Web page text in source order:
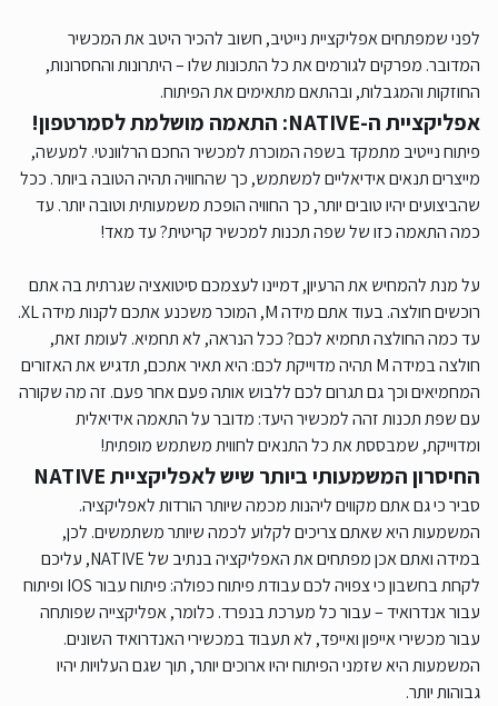
לפני שמפתחים אפליקציית נייטיב, חשוב להכיר היטב את המכשיר
המדובר. מפרקים לגורמים את כל התכונות שלו – היתרונות והחסרונות,
החוזקות והמגבלות, ובהתאם מתאימים את הפיתוח.
אפליקציית ה-NATIVE: התאמה מושלמת לסמרטפון!
פיתוח נייטיב מתמקד בשפה המוכרת למכשיר החכם הרלוונטי. למעשה,
מייצרים תנאים אידיאליים למשתמש, כך שהחוויה תהיה הטובה ביותר. ככל
שהביצועים יהיו טובים יותר, כך החוויה הופכת משמעותית וטובה יותר. עד
כמה התאמה כזו של שפה תכנות למכשיר קריטית? עד מאד!
על מנת להמחיש את הרעיון, דמיינו לעצמכם סיטואציה שגרתית בה אתם
רוכשים חולצה. בעוד אתם מידה M, המוכר משכנע אתכם לקנות מידה XL.
עד כמה החולצה תחמיא לכם? ככל הנראה, לא תחמיא. לעומת זאת,
חולצה במידה M תהיה מדוייקת לכם: היא תאיר אתכם, תדגיש את האזורים
המחמיאים וכך גם תגרום לכם ללבוש אותה פעם אחר פעם. זה מה שקורה
עם שפת תכנות זהה למכשיר היעד: מדובר על התאמה אידיאלית
ומדוייקת, שמבססת את כל התנאים לחווית משתמש מופתית!
החיסרון המשמעותי ביותר שיש לאפליקציית NATIVE
סביר כי גם אתם מקווים ליהנות מכמה שיותר הורדות לאפליקציה.
המשמעות היא שאתם צריכים לקלוע לכמה שיותר משתמשים. לכן,
במידה ואתם אכן מפתחים את האפליקציה בנתיב של NATIVE, עליכם
לקחת בחשבון כי צפויה לכם עבודת פיתוח כפולה: פיתוח עבור IOS ופיתוח
עבור אנדרואיד – עבור כל מערכת בנפרד. כלומר, אפליקצייה שפותחה
עבור מכשירי אייפון ואייפד, לא תעבוד במכשירי האנדרואיד השונים.
המשמעות היא שזמני הפיתוח יהיו ארוכים יותר, תוך שגם העלויות יהיו
גבוהות יותר.